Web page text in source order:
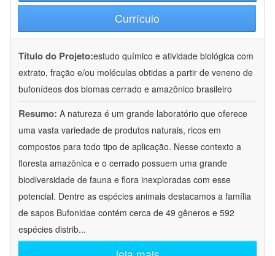
Currículo
Título do Projeto:estudo químico e atividade biológica com
extrato, fração e/ou moléculas obtidas a partir de veneno de
bufonídeos dos biomas cerrado e amazônico brasileiro
Resumo: A natureza é um grande laboratório que oferece
uma vasta variedade de produtos naturais, ricos em
compostos para todo tipo de aplicação. Nesse contexto a
floresta amazônica e o cerrado possuem uma grande
biodiversidade de fauna e flora inexploradas com esse
potencial. Dentre as espécies animais destacamos a família
de sapos Bufonidae contém cerca de 49 gêneros e 592
espécies distrib...